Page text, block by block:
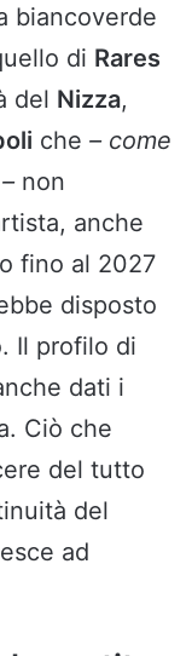
biancoverde
di Rares
del Nizza,
che – come
non
anche
fino al 2027
disposto
Il profilo di
dati i
Ciò che
del tutto
del
ad